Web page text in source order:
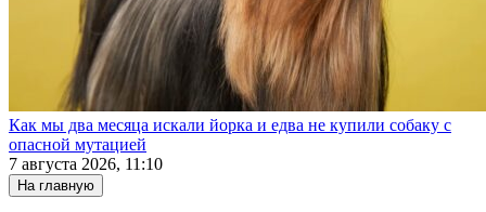
Как мы два месяца искали йорка и едва не купили собаку с
опасной мутацией
7 августа 2026, 11:10
На главную